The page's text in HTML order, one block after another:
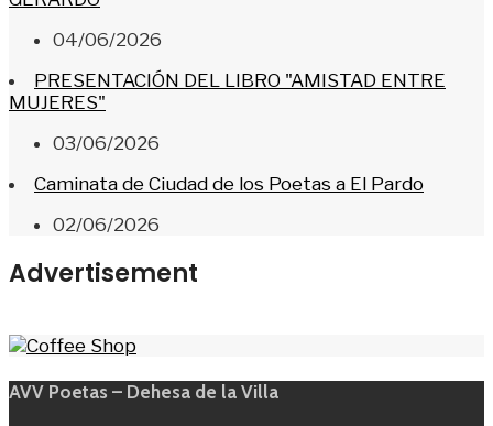
04/06/2026
PRESENTACIÓN DEL LIBRO "AMISTAD ENTRE
MUJERES"
03/06/2026
Caminata de Ciudad de los Poetas a El Pardo
02/06/2026
Advertisement
AVV Poetas – Dehesa de la Villa